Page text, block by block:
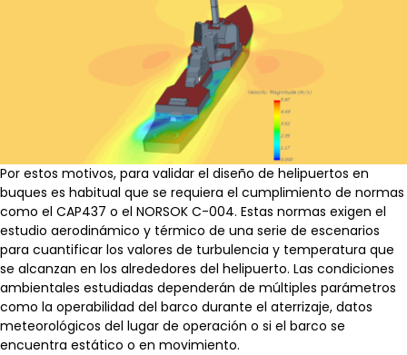
Por estos motivos, para validar el diseño de helipuertos en
buques es habitual que se requiera el cumplimiento de normas
como el CAP437 o el NORSOK C-004. Estas normas exigen el
estudio aerodinámico y térmico de una serie de escenarios
para cuantificar los valores de turbulencia y temperatura que
se alcanzan en los alrededores del helipuerto. Las condiciones
ambientales estudiadas dependerán de múltiples parámetros
como la operabilidad del barco durante el aterrizaje, datos
meteorológicos del lugar de operación o si el barco se
encuentra estático o en movimiento.